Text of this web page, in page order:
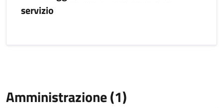
servizio
Amministrazione (1)